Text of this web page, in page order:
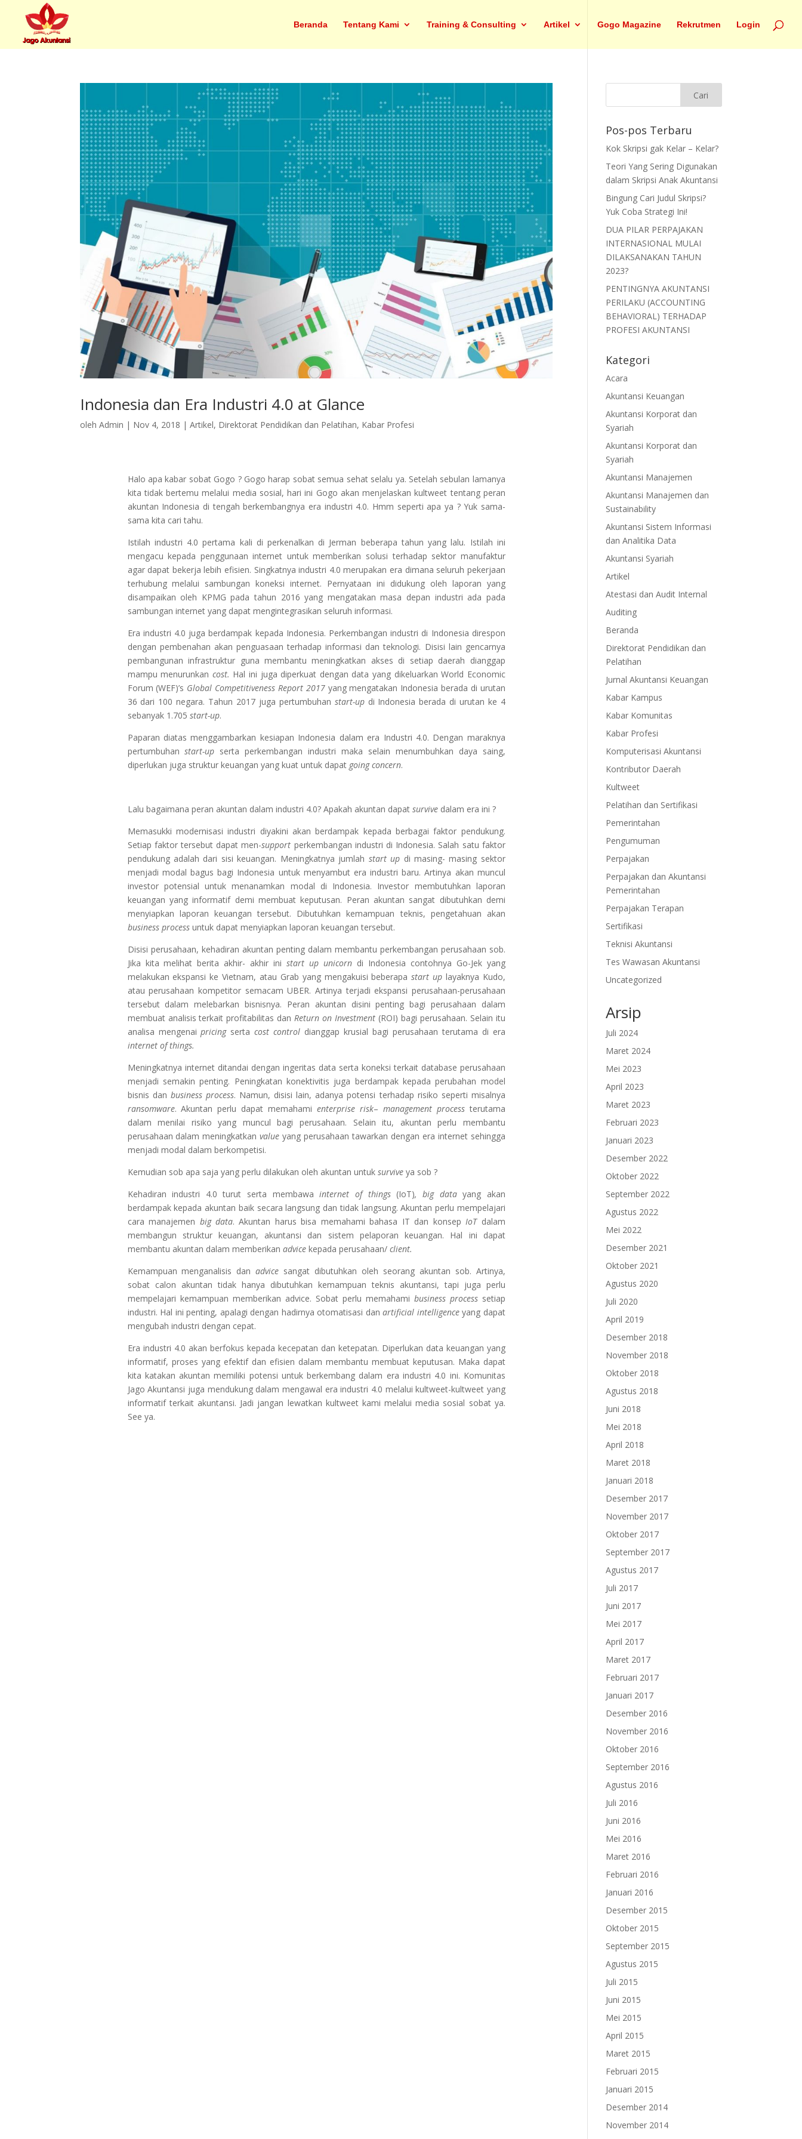
Beranda Tentang Kami Training & Consulting Artikel Gogo Magazine Rekrutmen Login
Indonesia dan Era Industri 4.0 at Glance
olehAdmin | Nov 4, 2018 |Artikel, Direktorat Pendidikan dan Pelatihan, Kabar Profesi
Halo apa kabar sobat Gogo ? Gogo harap sobat semua sehat selalu ya. Setelah sebulan lamanya
kita tidak bertemu melalui media sosial, hari ini Gogo akan menjelaskan kultweet tentang peran
akuntan Indonesia di tengah berkembangnya era industri 4.0. Hmm seperti apa ya ? Yuk sama-
sama kita cari tahu.
Istilah industri 4.0 pertama kali di perkenalkan di Jerman beberapa tahun yang lalu. Istilah ini
mengacu kepada penggunaan internet untuk memberikan solusi terhadap sektor manufaktur
agar dapat bekerja lebih efisien. Singkatnya industri 4.0 merupakan era dimana seluruh pekerjaan
terhubung melalui sambungan koneksi internet. Pernyataan ini didukung oleh laporan yang
disampaikan oleh KPMG pada tahun 2016 yang mengatakan masa depan industri ada pada
sambungan internet yang dapat mengintegrasikan seluruh informasi.
Era industri 4.0 juga berdampak kepada Indonesia. Perkembangan industri di Indonesia direspon
dengan pembenahan akan penguasaan terhadap informasi dan teknologi. Disisi lain gencarnya
pembangunan infrastruktur guna membantu meningkatkan akses di setiap daerah dianggap
mampu menurunkan cost. Hal ini juga diperkuat dengan data yang dikeluarkan World Economic
Forum (WEF)’s Global Competitiveness Report 2017yang mengatakan Indonesia berada di urutan
36 dari 100 negara. Tahun 2017 juga pertumbuhan start-updi Indonesia berada di urutan ke 4
sebanyak 1.705 start-up.
Paparan diatas menggambarkan kesiapan Indonesia dalam era Industri 4.0. Dengan maraknya
pertumbuhanstart-up serta perkembangan industri maka selain menumbuhkan daya saing,
diperlukan juga struktur keuangan yang kuat untuk dapatgoing concern.
Lalu bagaimana peran akuntan dalam industri 4.0? Apakah akuntan dapat survive dalam era ini ?
Memasukki modernisasi industri diyakini akan berdampak kepada berbagai faktor pendukung.
Setiap faktor tersebut dapat men-support perkembangan industri di Indonesia. Salah satu faktor
pendukung adalah dari sisi keuangan. Meningkatnya jumlah start up di masing- masing sektor
menjadi modal bagus bagi Indonesia untuk menyambut era industri baru. Artinya akan muncul
investor potensial untuk menanamkan modal di Indonesia. Investor membutuhkan laporan
keuangan yang informatif demi membuat keputusan. Peran akuntan sangat dibutuhkan demi
menyiapkan laporan keuangan tersebut. Dibutuhkan kemampuan teknis, pengetahuan akan
business processuntuk dapat menyiapkan laporan keuangan tersebut.
Disisi perusahaan, kehadiran akuntan penting dalam membantu perkembangan perusahaan sob.
Jika kita melihat berita akhir- akhir inistart up unicorn di Indonesia contohnya Go-Jek yang
melakukan ekspansi ke Vietnam, atau Grab yang mengakuisi beberapastart up layaknya Kudo,
atau perusahaan kompetitor semacam UBER. Artinya terjadi ekspansi perusahaan-perusahaan
tersebut dalam melebarkan bisnisnya. Peran akuntan disini penting bagi perusahaan dalam
membuat analisis terkait profitabilitas danReturn on Investment (ROI) bagi perusahaan. Selain itu
analisa mengenaipricingsertacost control dianggap krusial bagi perusahaan terutama di era
internet of things.
Meningkatnya internet ditandai dengan ingeritas data serta koneksi terkait database perusahaan
menjadi semakin penting. Peningkatan konektivitis juga berdampak kepada perubahan model
bisnis dan business process. Namun, disisi lain, adanya potensi terhadap risiko seperti misalnya
ransomware. Akuntan perlu dapat memahamienterprise risk–management processterutama
dalam menilai risiko yang muncul bagi perusahaan. Selain itu, akuntan perlu membantu
perusahaan dalam meningkatkanvalue yang perusahaan tawarkan dengan era internet sehingga
menjadi modal dalam berkompetisi.
Kemudian sob apa saja yang perlu dilakukan oleh akuntan untuk surviveya sob ?
Kehadiran industri 4.0 turut serta membawainternet of things(IoT), big datayang akan
berdampak kepada akuntan baik secara langsung dan tidak langsung. Akuntan perlu mempelajari
cara manajemen big data. Akuntan harus bisa memahami bahasa IT dan konsepIoT dalam
membangun struktur keuangan, akuntansi dan sistem pelaporan keuangan. Hal ini dapat
membantu akuntan dalam memberikan advicekepada perusahaan/ client.
Kemampuan menganalisis danadvice sangat dibutuhkan oleh seorang akuntan sob. Artinya,
sobat calon akuntan tidak hanya dibutuhkan kemampuan teknis akuntansi, tapi juga perlu
mempelajari kemampuan memberikan advice. Sobat perlu memahami business process setiap
industri. Hal ini penting, apalagi dengan hadirnya otomatisasi danartificial intelligenceyang dapat
mengubah industri dengan cepat.
Era industri 4.0 akan berfokus kepada kecepatan dan ketepatan. Diperlukan data keuangan yang
informatif, proses yang efektif dan efisien dalam membantu membuat keputusan. Maka dapat
kita katakan akuntan memiliki potensi untuk berkembang dalam era industri 4.0 ini. Komunitas
Jago Akuntansi juga mendukung dalam mengawal era industri 4.0 melalui kultweet-kultweet yang
informatif terkait akuntansi. Jadi jangan lewatkan kultweet kami melalui media sosial sobat ya.
See ya.
Pos-pos Terbaru
Kok Skripsi gak Kelar – Kelar?
Teori Yang Sering Digunakan
dalam Skripsi Anak Akuntansi
Bingung Cari Judul Skripsi?
Yuk Coba Strategi Ini!
DUA PILAR PERPAJAKAN
INTERNASIONAL MULAI
DILAKSANAKAN TAHUN
2023?
PENTINGNYA AKUNTANSI
PERILAKU (ACCOUNTING
BEHAVIORAL) TERHADAP
PROFESI AKUNTANSI
Kategori
Acara
Akuntansi Keuangan
Akuntansi Korporat dan
Syariah
Akuntansi Korporat dan
Syariah
Akuntansi Manajemen
Akuntansi Manajemen dan
Sustainability
Akuntansi Sistem Informasi
dan Analitika Data
Akuntansi Syariah
Artikel
Atestasi dan Audit Internal
Auditing
Beranda
Direktorat Pendidikan dan
Pelatihan
Jurnal Akuntansi Keuangan
Kabar Kampus
Kabar Komunitas
Kabar Profesi
Komputerisasi Akuntansi
Kontributor Daerah
Kultweet
Pelatihan dan Sertifikasi
Pemerintahan
Pengumuman
Perpajakan
Perpajakan dan Akuntansi
Pemerintahan
Perpajakan Terapan
Sertifikasi
Teknisi Akuntansi
Tes Wawasan Akuntansi
Uncategorized
Arsip
Juli 2024
Maret 2024
Mei 2023
April 2023
Maret 2023
Februari 2023
Januari 2023
Desember 2022
Oktober 2022
September 2022
Agustus 2022
Mei 2022
Desember 2021
Oktober 2021
Agustus 2020
Juli 2020
April 2019
Desember 2018
November 2018
Oktober 2018
Agustus 2018
Juni 2018
Mei 2018
April 2018
Maret 2018
Januari 2018
Desember 2017
November 2017
Oktober 2017
September 2017
Agustus 2017
Juli 2017
Juni 2017
Mei 2017
April 2017
Maret 2017
Februari 2017
Januari 2017
Desember 2016
November 2016
Oktober 2016
September 2016
Agustus 2016
Juli 2016
Juni 2016
Mei 2016
Maret 2016
Februari 2016
Januari 2016
Desember 2015
Oktober 2015
September 2015
Agustus 2015
Juli 2015
Juni 2015
Mei 2015
April 2015
Maret 2015
Februari 2015
Januari 2015
Desember 2014
November 2014